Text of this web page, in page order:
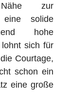
zur
eine solide
hohe
sich für
Courtage,
schon ein
eine große